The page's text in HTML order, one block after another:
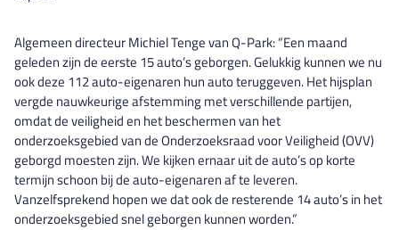
Algemeen directeur Michiel Tenge vanQ-Park: “Een maand
geleden zijn de eerste 15 auto’s geborgen. Gelukkig kunnen we nu
ook deze 112 auto-eigenaren hun auto teruggeven. Het hijsplan
vergde nauwkeurige afstemming met verschillende partijen,
omdat de veiligheid en het beschermen van het
onderzoeksgebied van de Onderzoeksraad voor Veiligheid (OVV)
geborgd moesten zijn. We kijken ernaar uit de auto’s op korte
termijn schoon bij de auto-eigenaren af te leveren.
Vanzelfsprekend hopen we dat ook de resterende 14 auto’s in het
onderzoeksgebied snel geborgen kunnen worden.”